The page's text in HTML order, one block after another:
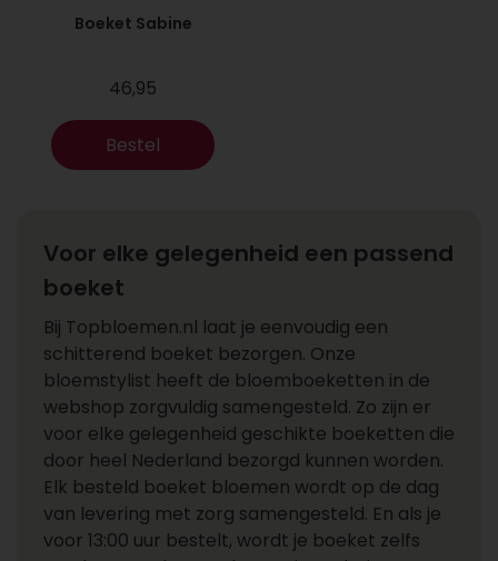
Boeket Sabine
46,95
Bestel
Voor elke gelegenheid een passend
boeket
Bij Topbloemen.nl laat je eenvoudig een
schitterend boeket bezorgen. Onze
bloemstylist heeft de bloemboeketten in de
webshop zorgvuldig samengesteld. Zo zijn er
voor elke gelegenheid geschikte boeketten die
door heel Nederland bezorgd kunnen worden.
Elk besteld boeket bloemen wordt op de dag
van levering met zorg samengesteld. En als je
voor 13:00 uur bestelt, wordt je boeket zelfs